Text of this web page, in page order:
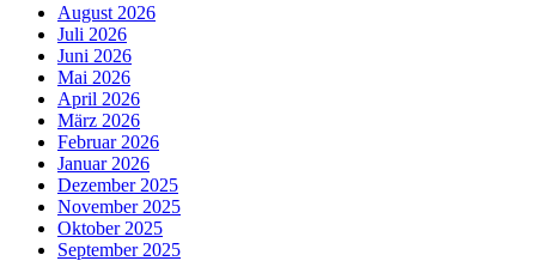
August 2026
Juli 2026
Juni 2026
Mai 2026
April 2026
März 2026
Februar 2026
Januar 2026
Dezember 2025
November 2025
Oktober 2025
September 2025